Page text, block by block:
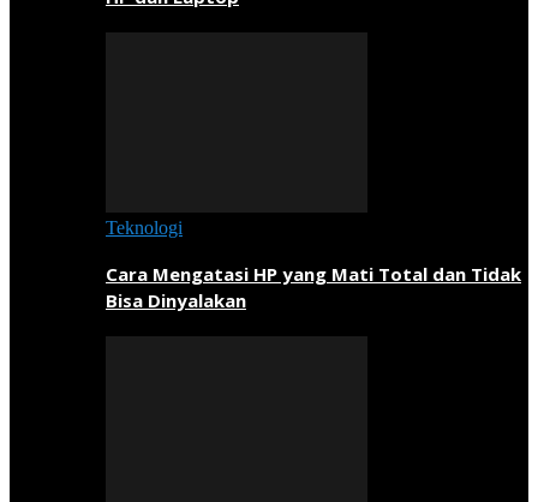
Teknologi
Cara Mengatasi HP yang Mati Total dan Tidak
Bisa Dinyalakan